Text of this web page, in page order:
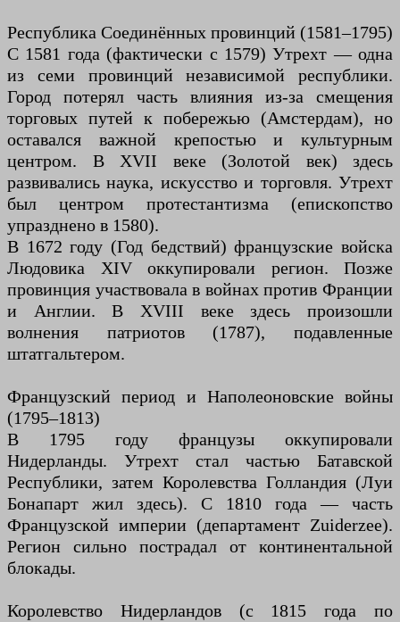
Республика Соединённых провинций (1581–1795)
С 1581 года (фактически с 1579) Утрехт — одна
из семи провинций независимой республики.
Город потерял часть влияния из-за смещения
торговых путей к побережью (Амстердам), но
оставался важной крепостью и культурным
центром. В XVII веке (Золотой век) здесь
развивались наука, искусство и торговля. Утрехт
был центром протестантизма (епископство
упразднено в 1580).
В 1672 году (Год бедствий) французские войска
Людовика XIV оккупировали регион. Позже
провинция участвовала в войнах против Франции
и Англии. В XVIII веке здесь произошли
волнения патриотов (1787), подавленные
штатгальтером.
Французский период и Наполеоновские войны
(1795–1813)
В 1795 году французы оккупировали
Нидерланды. Утрехт стал частью Батавской
Республики, затем Королевства Голландия (Луи
Бонапарт жил здесь). С 1810 года — часть
Французской империи (департамент Zuiderzee).
Регион сильно пострадал от континентальной
блокады.
Королевство Нидерландов (с 1815 года по